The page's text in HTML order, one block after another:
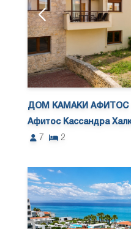
ДОМ КАМАКИ АФИТОС
Афитос Кассандра
7
2